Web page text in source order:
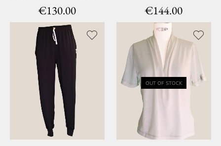
€130.00 €144.00
OUT OF STOCK